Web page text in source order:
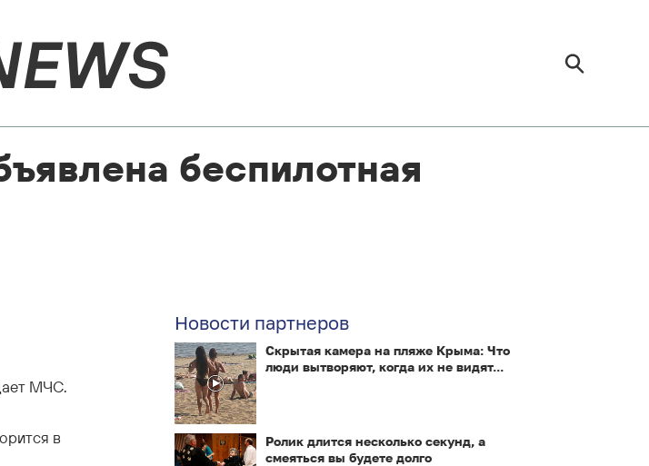
беспилотная
МЧС.
в
Новости партнеров
Скрытая камера на пляже Крыма: Что
люди вытворяют, когда их не видят...
Ролик длится несколько секунд, а
смеяться вы будете долго